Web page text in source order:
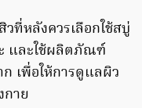
ที่หลังควรเลือกใช้สบู่
และใช้ผลิตภัณฑ์
เพื่อให้การดูแลผิว
าย